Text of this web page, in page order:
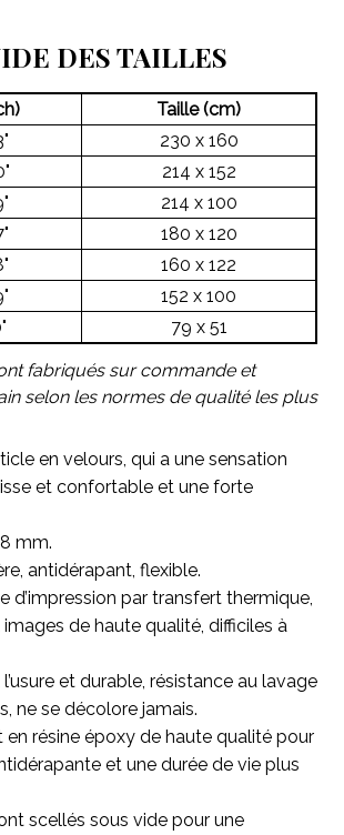
DES TAILLES
Taille (cm)
230 x 160
214 x 152
214 x 100
180 x 120
160 x 122
152 x 100
79 x 51
fabriqués sur commande et
selon les normes de qualité les plus
en velours, qui a une sensation
et confortable et une forte
mm.
antidérapant, flexible.
d’impression par transfert thermique,
de haute qualité, difficiles à
et durable, résistance au lavage
ne se décolore jamais.
en résine époxy de haute qualité pour
et une durée de vie plus
scellés sous vide pour une